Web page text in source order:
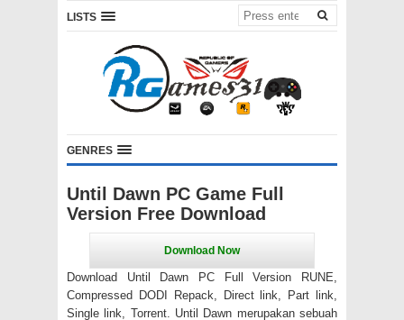
LISTS
GENRES
Until Dawn PC Game Full
Version Free Download
Download Until Dawn PC Full Version RUNE,
Compressed DODI Repack, Direct link, Part link,
Single link, Torrent. Until Dawn merupakan sebuah